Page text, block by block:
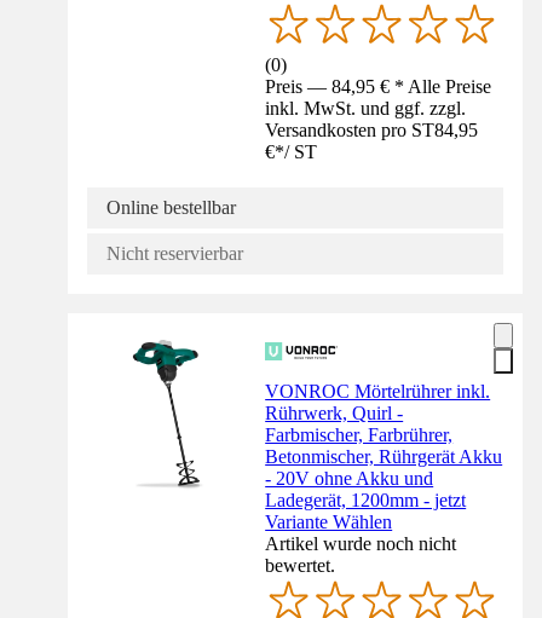
(0)
Preis — 84,95 € * Alle Preise
inkl. MwSt. und ggf. zzgl.
Versandkosten pro ST84,95
€*/ ST
Online bestellbar
Nicht reservierbar
VONROC Mörtelrührer inkl.
Rührwerk, Quirl -
Farbmischer, Farbrührer,
Betonmischer, Rührgerät Akku
- 20V ohne Akku und
Ladegerät, 1200mm - jetzt
Variante Wählen
Artikel wurde noch nicht
bewertet.